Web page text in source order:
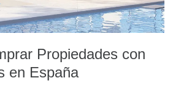
Propiedades con
en España